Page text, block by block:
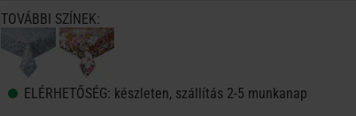
TOVÁBBI SZÍNEK:
ELÉRHETŐSÉG: készleten, szállítás 2-5 munkanap